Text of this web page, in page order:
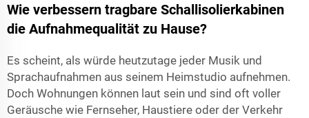
Wie verbessern tragbare Schallisolierkabinen
die Aufnahmequalität zu Hause?
Es scheint, als würde heutzutage jeder Musik und
Sprachaufnahmen aus seinem Heimstudio aufnehmen.
Doch Wohnungen können laut sein und sind oft voller
Geräusche wie Fernseher, Haustiere oder der Verkehr